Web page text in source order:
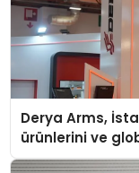
Derya Arms,
ürünlerini ve